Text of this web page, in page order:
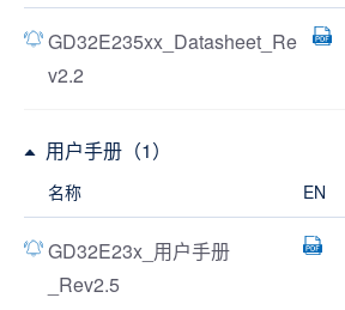
GD32E235xx_Datasheet_Re
v2.2
用户手册（1）
名称 EN
GD32E23x_用户手册
_Rev2.5